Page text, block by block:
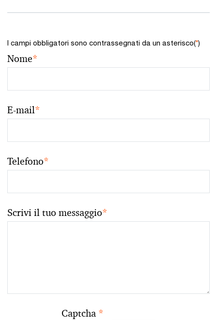
I campi obbligatori sono contrassegnati da un asterisco(*)
Nome*
E-mail*
Telefono*
Scrivi il tuo messaggio*
Captcha *